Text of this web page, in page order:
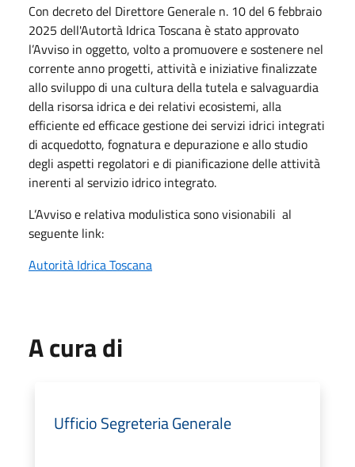
Con decreto del Direttore Generale n. 10 del 6 febbraio
2025 dell'Autortà Idrica Toscana è stato approvato
l’Avviso in oggetto, volto a promuovere e sostenere nel
corrente anno progetti, attività e iniziative finalizzate
allo sviluppo di una cultura della tutela e salvaguardia
della risorsa idrica e dei relativi ecosistemi, alla
efficiente ed efficace gestione dei servizi idrici integrati
di acquedotto, fognatura e depurazione e allo studio
degli aspetti regolatori e di pianificazione delle attività
inerenti al servizio idrico integrato.
L’Avviso e relativa modulistica sono visionabili al
seguente link:
Autorità Idrica Toscana
A cura di
Ufficio Segreteria Generale